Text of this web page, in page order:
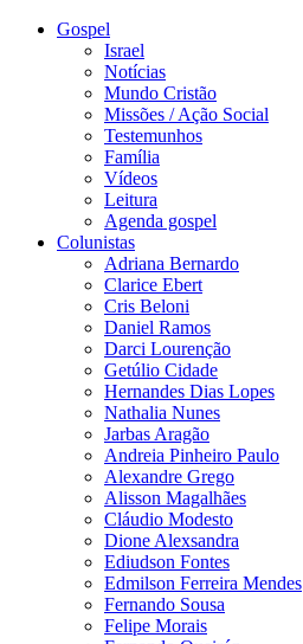
Gospel
Israel
Notícias
Mundo Cristão
Missões / Ação Social
Testemunhos
Família
Vídeos
Leitura
Agenda gospel
Colunistas
Adriana Bernardo
Clarice Ebert
Cris Beloni
Daniel Ramos
Darci Lourenção
Getúlio Cidade
Hernandes Dias Lopes
Nathalia Nunes
Jarbas Aragão
Andreia Pinheiro Paulo
Alexandre Grego
Alisson Magalhães
Cláudio Modesto
Dione Alexsandra
Ediudson Fontes
Edmilson Ferreira Mendes
Fernando Sousa
Felipe Morais